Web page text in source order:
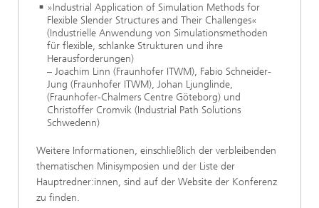
»Industrial Application of Simulation Methods for
Flexible Slender Structures and Their Challenges«
(Industrielle Anwendung von Simulationsmethoden
für flexible, schlanke Strukturen und ihre
Herausforderungen)
– Joachim Linn (Fraunhofer ITWM), Fabio Schneider-
Jung (Fraunhofer ITWM), Johan Ljunglinde,
(Fraunhofer-Chalmers Centre Göteborg) und
Christoffer Cromvik (Industrial Path Solutions
Schwedenn)
Weitere Informationen, einschließlich der verbleibenden
thematischen Minisymposien und der Liste der
Hauptredner:innen, sind auf der Website der Konferenz
zu finden.